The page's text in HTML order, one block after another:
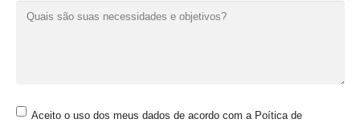
Aceito o uso dos meus dados de acordo com a Poítica de